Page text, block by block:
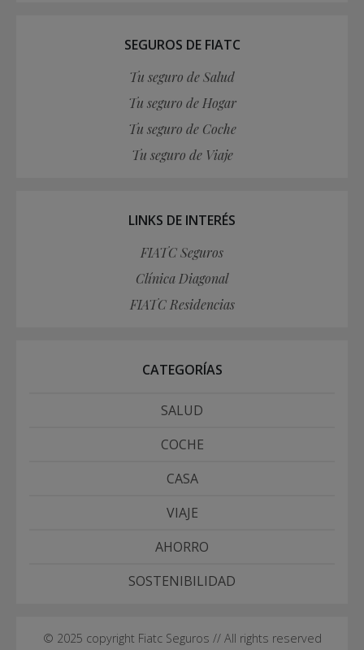
SEGUROS DE FIATC
Tu seguro de Salud
Tu seguro de Hogar
Tu seguro de Coche
Tu seguro de Viaje
LINKS DE INTERÉS
FIATC Seguros
Clínica Diagonal
FIATC Residencias
CATEGORÍAS
SALUD
COCHE
CASA
VIAJE
AHORRO
SOSTENIBILIDAD
© 2025 copyright Fiatc Seguros // All rights reserved